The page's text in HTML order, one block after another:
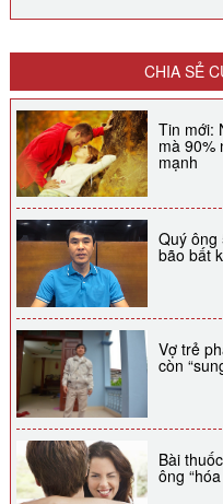
CHIA SẺ
Tin mới:
mà 90%
mạnh
Quý ông
bão bất
Vợ trẻ
còn
Bài
ông